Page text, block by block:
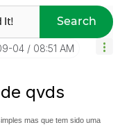
Search
04 08:51 AM
qvds
mas que tem sido uma